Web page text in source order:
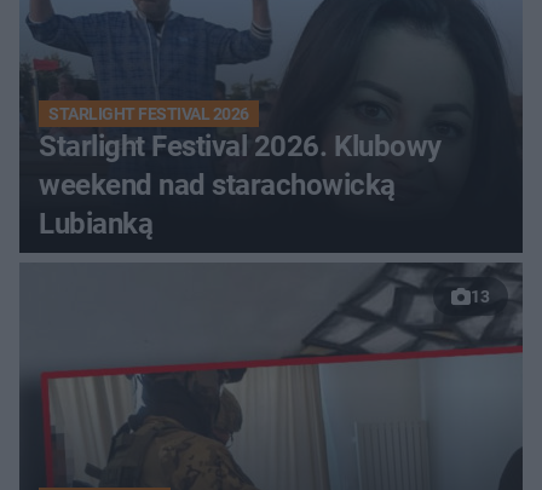
STARLIGHT FESTIVAL 2026
Starlight Festival 2026. Klubowy
weekend nad starachowicką
Lubianką
13